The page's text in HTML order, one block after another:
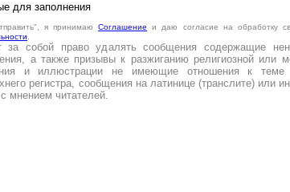
для заполнения
я принимаюCоглашение и даю согласие на обработку
за собой право удалять сообщения содержащие
а также призывы к разжиганию религиозной или
и иллюстрации не имеющие отношения к теме
регистра, сообщения на латинице (транслите) или
мнением читателей.